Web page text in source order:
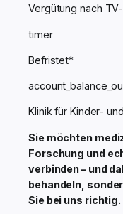
Vergütung nach
timer
Befristet*
Klinik für Kinder-
Sie möchten
Forschung und
verbinden – und
behandeln,
Sie bei uns richtig.